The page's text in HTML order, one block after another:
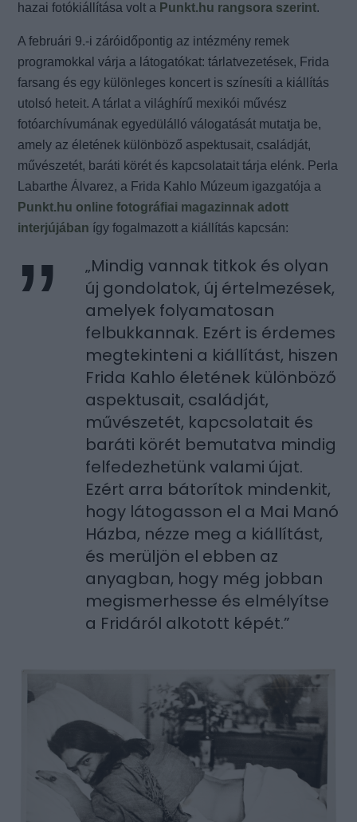
hazai fotókiállítása volt a Punkt.hu rangsora szerint.
A februári 9.-i záróidőpontig az intézmény remek
programokkal várja a látogatókat: tárlatvezetések, Frida
farsang és egy különleges koncert is színesíti a kiállítás
utolsó heteit. A tárlat a világhírű mexikói művész
fotóarchívumának egyedülálló válogatását mutatja be,
amely az életének különböző aspektusait, családját,
művészetét, baráti körét és kapcsolatait tárja elénk. Perla
Labarthe Álvarez, a Frida Kahlo Múzeum igazgatója a
Punkt.hu online fotográfiai magazinnak adott
interjújában így fogalmazott a kiállítás kapcsán:
„Mindig vannak titkok és olyan
új gondolatok, új értelmezések,
amelyek folyamatosan
felbukkannak. Ezért is érdemes
megtekinteni a kiállítást, hiszen
Frida Kahlo életének különböző
aspektusait, családját,
művészetét, kapcsolatait és
baráti körét bemutatva mindig
felfedezhetünk valami újat.
Ezért arra bátorítok mindenkit,
hogy látogasson el a Mai Manó
Házba, nézze meg a kiállítást,
és merüljön el ebben az
anyagban, hogy még jobban
megismerhesse és elmélyítse
a Fridáról alkotott képét.”